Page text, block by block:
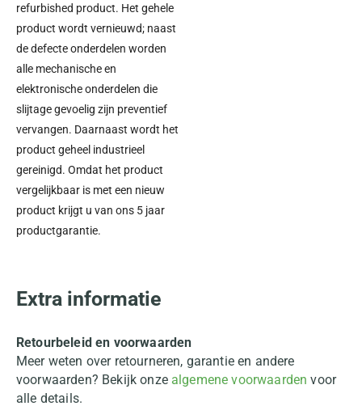
refurbished product. Het gehele
product wordt vernieuwd; naast
de defecte onderdelen worden
alle mechanische en
elektronische onderdelen die
slijtage gevoelig zijn preventief
vervangen. Daarnaast wordt het
product geheel industrieel
gereinigd. Omdat het product
vergelijkbaar is met een nieuw
product krijgt u van ons 5 jaar
productgarantie.
Extra informatie
Retourbeleid en voorwaarden
Meer weten over retourneren, garantie en andere
voorwaarden? Bekijk onze algemene voorwaarden voor
alle details.